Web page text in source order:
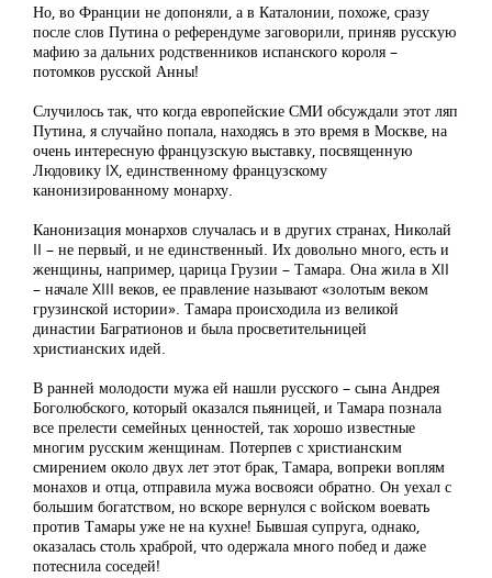
Но, во Франции не допоняли, а в Каталонии, похоже, сразу
после слов Путина о референдуме заговорили, приняв русскую
мафию за дальних родственников испанского короля –
потомков русской Анны!
Случилось так, что когда европейские СМИ обсуждали этот ляп
Путина, я случайно попала, находясь в это время в Москве, на
очень интересную французскую выставку, посвященную
Людовику IX, единственному французскому
канонизированному монарху.
Канонизация монархов случалась и в других странах, Николай
II – не первый, и не единственный. Их довольно много, есть и
женщины, например, царица Грузии – Тамара. Она жила в XII
– начале XIII веков, ее правление называют «золотым веком
грузинской истории». Тамара происходила из великой
династии Багратионов и была просветительницей
христианских идей.
В ранней молодости мужа ей нашли русского – сына Андрея
Боголюбского, который оказался пьяницей, и Тамара познала
все прелести семейных ценностей, так хорошо известные
многим русским женщинам. Потерпев с христианским
смирением около двух лет этот брак, Тамара, вопреки воплям
монахов и отца, отправила мужа восвояси обратно. Он уехал с
большим богатством, но вскоре вернулся с войском воевать
против Тамары уже не на кухне! Бывшая супруга, однако,
оказалась столь храброй, что одержала много побед и даже
потеснила соседей!